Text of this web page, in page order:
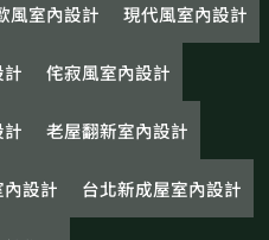
風室內設計 現代風室內設計
侘寂風室內設計
老屋翻新室內設計
設計 台北新成屋室內設計